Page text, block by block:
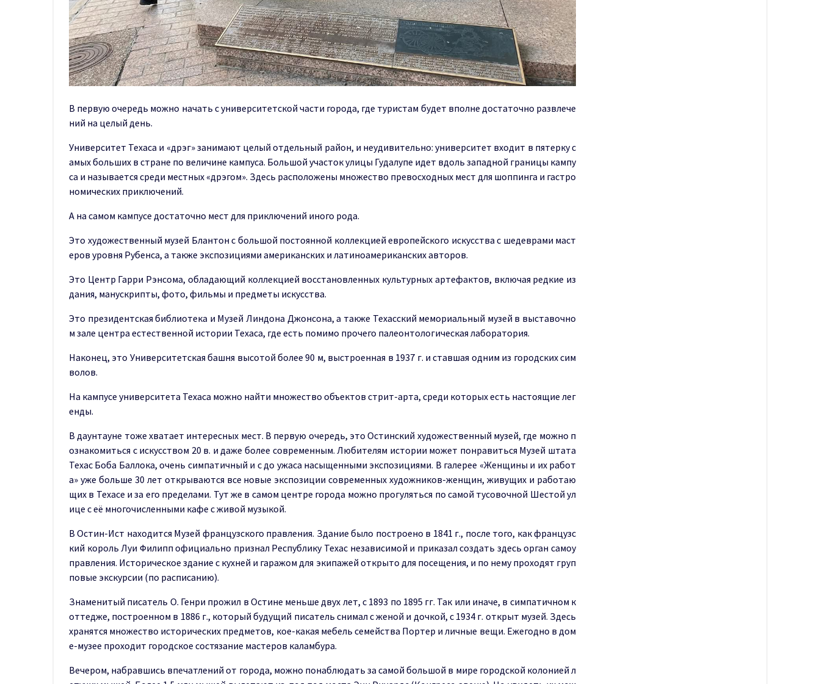
В первую очередь можно начать с университетской части города, где туристам будет вполне достаточно развлече
ний на целый день.
Университет Техаса и «дрэг» занимают целый отдельный район, и неудивительно: университет входит в пятерку с
амых больших в стране по величине кампуса. Большой участок улицы Гудалупе идет вдоль западной границы кампу
са и называется среди местных «дрэгом». Здесь расположены множество превосходных мест для шоппинга и гастро
номических приключений.
А на самом кампусе достаточно мест для приключений иного рода.
Это художественный музей Блантон с большой постоянной коллекцией европейского искусства с шедеврами маст
еров уровня Рубенса, а также экспозициями американских и латиноамериканских авторов.
Это Центр Гарри Рэнсома, обладающий коллекцией восстановленных культурных артефактов, включая редкие из
дания, манускрипты, фото, фильмы и предметы искусства.
Это президентская библиотека и Музей Линдона Джонсона, а также Техасский мемориальный музей в выставочно
м зале центра естественной истории Техаса, где есть помимо прочего палеонтологическая лаборатория.
Наконец, это Университетская башня высотой более 90 м, выстроенная в 1937 г. и ставшая одним из городских сим
волов.
На кампусе университета Техаса можно найти множество объектов стрит-арта, среди которых есть настоящие лег
енды.
В даунтауне тоже хватает интересных мест. В первую очередь, это Остинский художественный музей, где можно п
ознакомиться с искусством 20 в. и даже более современным. Любителям истории может понравиться Музей штата
Техас Боба Баллока, очень симпатичный и с до ужаса насыщенными экспозициями. В галерее «Женщины и их работ
а» уже больше 30 лет открываются все новые экспозиции современных художников-женщин, живущих и работаю
щих в Техасе и за его пределами. Тут же в самом центре города можно прогуляться по самой тусовочной Шестой ул
ице с её многочисленными кафе с живой музыкой.
В Остин-Ист находится Музей французского правления. Здание было построено в 1841 г., после того, как французс
кий король Луи Филипп официально признал Республику Техас независимой и приказал создать здесь орган самоу
правления. Историческое здание с кухней и гаражом для экипажей открыто для посещения, и по нему проходят груп
повые экскурсии (по расписанию).
Знаменитый писатель О. Генри прожил в Остине меньше двух лет, с 1893 по 1895 гг. Так или иначе, в симпатичном к
оттедже, построенном в 1886 г., который будущий писатель снимал с женой и дочкой, с 1934 г. открыт музей. Здесь
хранятся множество исторических предметов, кое-какая мебель семейства Портер и личные вещи. Ежегодно в дом
е-музее проходит городское состязание мастеров каламбура.
Вечером, набравшись впечатлений от города, можно понаблюдать за самой большой в мире городской колонией л